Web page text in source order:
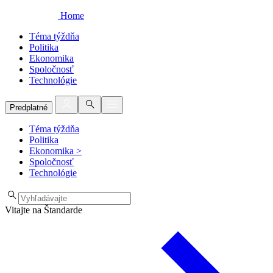
Home
Téma týždňa
Politika
Ekonomika
Spoločnosť
Technológie
Predplatné
Téma týždňa
Politika
Ekonomika >
Spoločnosť
Technológie
Vitajte na Štandarde